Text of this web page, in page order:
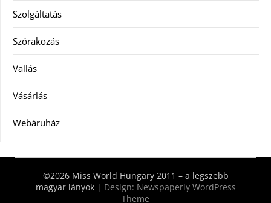
Szolgáltatás
Szórakozás
Vallás
Vásárlás
Webáruház
©2026 Miss World Hungary 2011 – a legszebb
magyar lányok | Design: Newspaperly WordPress
Theme